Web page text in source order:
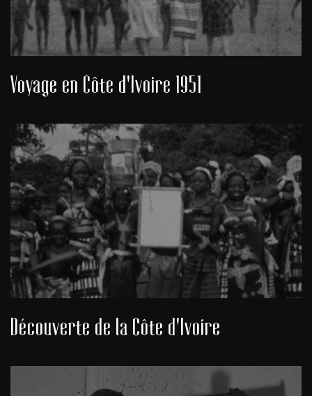
Voyage en Côte d'Ivoire 1951
Découverte de la Côte d'Ivoire